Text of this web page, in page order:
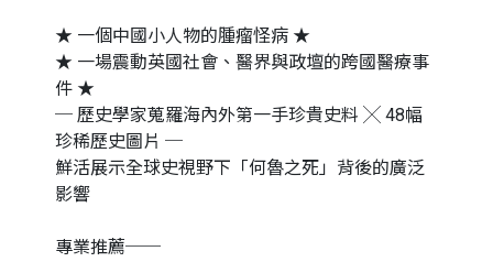
★ 一個中國小人物的腫瘤怪病 ★
★ 一場震動英國社會、醫界與政壇的跨國醫療事
件 ★
─ 歷史學家蒐羅海內外第一手珍貴史料 ╳ 48幅
珍稀歷史圖片 ─
鮮活展示全球史視野下「何魯之死」背後的廣泛
影響
專業推薦──